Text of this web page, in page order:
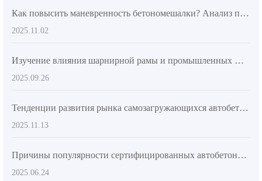
Как повысить маневренность бетономешалки? Анализ практических преимуществ шарнирного рамы и строительных шин
2025.11.02
Изучение влияния шарнирной рамы и промышленных шин на маневренность бетоновоза AS-2.6
2025.09.26
Тенденции развития рынка самозагружающихся автобетоносмесителей и технические преимущества AIMIX AS-4.5
2025.11.13
Причины популярности сертифицированных автобетоносмесителей на зарубежных рынках
2025.06.24